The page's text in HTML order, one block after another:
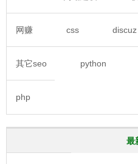
网赚 css discuz
其它seo python
php
最